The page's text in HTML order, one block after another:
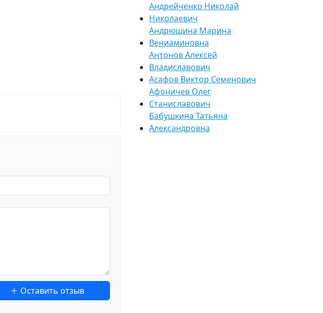
Оставить отзыв
Андрейченко Николай
Николаевич
Андрюшина Марина
Вениаминовна
Антонов Алексей
Владиславович
Асафов Виктор Семенович
Афоничев Олег
Станиславович
Бабушкина Татьяна
Александровна